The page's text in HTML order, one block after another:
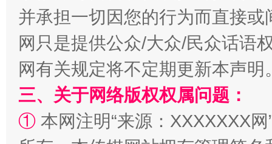
这是一记警钟！ 谢
并承担一切因您的行为而直接
网只是提供公众/大众/民众话语
网有关规定将不定期更新本声明
三、关于网络版权权属问题：
① 本网注明“来源：XXXXXXX